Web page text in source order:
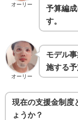
オーリー
予算編
す。
オーリー
モデル
施する予
現在の支援金制度
ょうか？